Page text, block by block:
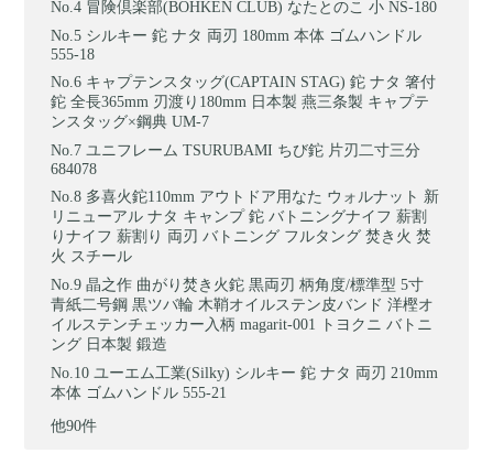
冒険倶楽部(BOHKEN CLUB) なたとのこ 小 NS-180
シルキー 鉈 ナタ 両刃 180mm 本体 ゴムハンドル
555-18
キャプテンスタッグ(CAPTAIN STAG) 鉈 ナタ 箸付
鉈 全長365mm 刃渡り180mm 日本製 燕三条製 キャプテ
ンスタッグ×鋼典 UM-7
ユニフレーム TSURUBAMI ちび鉈 片刃二寸三分
684078
多喜火鉈110mm アウトドア用なた ウォルナット 新
リニューアル ナタ キャンプ 鉈 バトニングナイフ 薪割
りナイフ 薪割り 両刃 バトニング フルタング 焚き火 焚
火 スチール
晶之作 曲がり焚き火鉈 黒両刃 柄角度/標準型 5寸
青紙二号鋼 黒ツバ輪 木鞘オイルステン皮バンド 洋樫オ
イルステンチェッカー入柄 magarit-001 トヨクニ バトニ
ング 日本製 鍛造
ユーエム工業(Silky) シルキー 鉈 ナタ 両刃 210mm
本体 ゴムハンドル 555-21
他90件